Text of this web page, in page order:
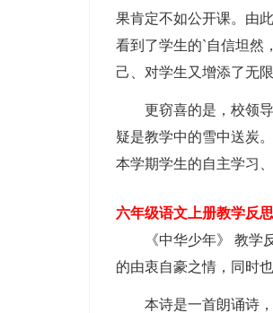
果肯定不如公开课。由
看到了学生的`自信坦然
己、对学生又增添了无限
更窃喜的是，校领导
疑是教学中的雪中送炭
本学期学生的自主学习
六年级语文上册教学反
《中华少年》 教学反
的由衷自豪之情，同时
本诗是一首朗诵诗，